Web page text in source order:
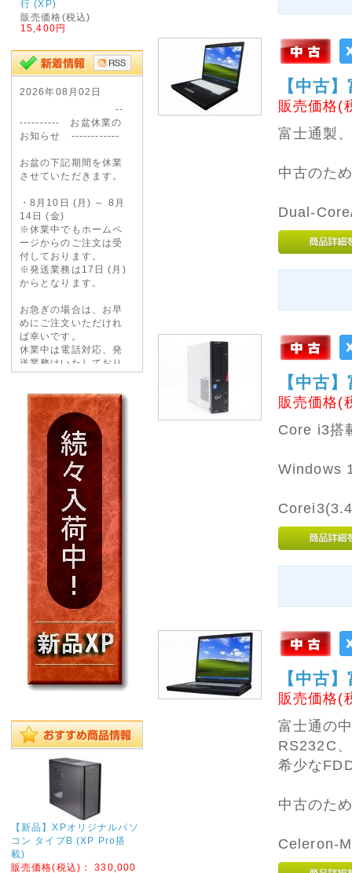
行 (XP)
販売価格(税込)
15,400円
2026年08月02日
--
---------- お盆休業の
お知らせ ------------
お盆の下記期間を休業
させていただきます。
・8月10日 (月) ～ 8月
14日 (金)
※休業中でもホームペ
ージからのご注文は受
付しております。
※発送業務は17日 (月)
からとなります。
お急ぎの場合は、お早
めにご注文いただけれ
ば幸いです。
休業中は電話対応、発
送業務はいたしており
ませんので、あらかじ
ご不便をおかけいたし
ますが、よろしくお願
いいたします。
2026年07月15日
新品デスクトップパソ
コンに新機種を追加し
ました。(タイプD)
標準で Core i7 を搭載
した、高性能 XP パソ
コンです。
RS232C(シリアルポ
ート)も付いていま
す。
台数限定ですのでお早
めにご検討ください。
2026年05月06日
--
下記期間を店休とさせ
ていただきます。
・5月13日 (水) ～ 5月
15日 (金)
※店休中でもホームペ
ージからのご注文は受
付しております。
※発送業務は18日 (月)
からとなります。
【新品】XPオリジナルパソ
コン タイプB (XP Pro搭
載)
販売価格(税込)：330,000
【中古
販売価格(
富士通製
中古のた
Dual-
【中古
販売価格(
Core i3搭
Windows
【中古
販売価格(
富士通の
RS232C
希少な
中古のた
Celeron-